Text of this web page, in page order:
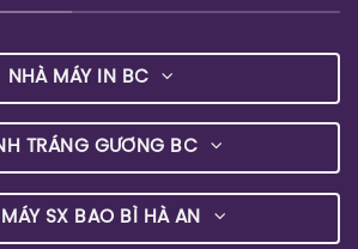
NHÀ MÁY IN BC
TRÁNG GƯƠNG BC
SX BAO BÌ HÀ AN